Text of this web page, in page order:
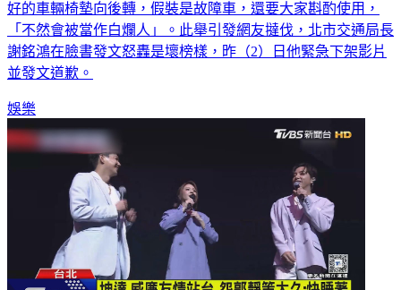
好的車輛椅墊向後轉，假裝是故障車，還要大家斟酌使用，
「不然會被當作白爛人」。此舉引發網友撻伐，北市交通局長
謝銘鴻在臉書發文怒轟是壞榜樣，昨（2）日他緊急下架影片
並發文道歉。
娛樂